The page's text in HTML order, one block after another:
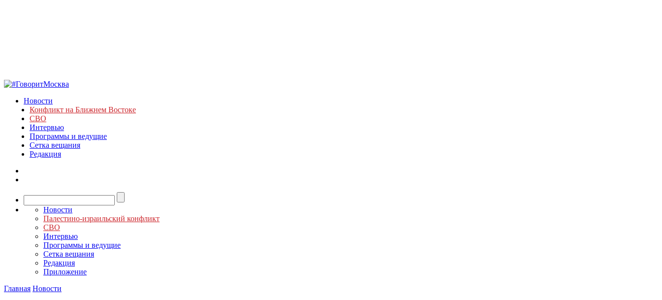
Новости
Конфликт на Ближнем Востоке
СВО
Интервью
Программы и ведущие
Сетка вещания
Редакция
Новости
Палестино-израильский конфликт
СВО
Интервью
Программы и ведущие
Сетка вещания
Редакция
Приложение
Главная Новости